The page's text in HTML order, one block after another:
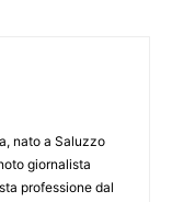
nato a Saluzzo
giornalista
professione dal